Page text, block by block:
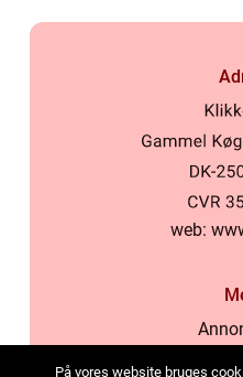
web:
På vores website bruges